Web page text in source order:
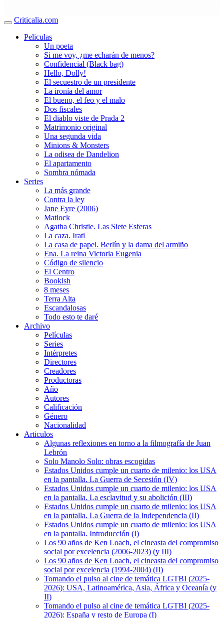
Criticalia.com
Peliculas
Un poeta
Si me voy, ¿me echarán de menos?
Confidencial (Black bag)
Hello, Dolly!
El secuestro de un presidente
La ironía del amor
El bueno, el feo y el malo
Dos fiscales
El diablo viste de Prada 2
Matrimonio original
Una segunda vida
Minions & Monsters
La odisea de Dandelion
El apartamento
Sombra nómada
Series
La más grande
Contra la ley
Jane Eyre (2006)
Matlock
Agatha Christie. Las Siete Esferas
La caza. Irati
La casa de papel. Berlín y la dama del armiño
Ena. La reina Victoria Eugenia
Código de silencio
El Centro
Bookish
8 meses
Terra Alta
Escandalosas
Todo esto te daré
Archivo
Películas
Series
Intérpretes
Directores
Creadores
Productoras
Año
Autores
Calificación
Género
Nacionalidad
Articulos
Algunas reflexiones en torno a la filmografía de Juan
Lebrón
Solo Manolo Solo: obras escogidas
Estados Unidos cumple un cuarto de milenio: los USA
en la pantalla. La Guerra de Secesión (IV)
Estados Unidos cumple un cuarto de milenio: los USA
en la pantalla. La esclavitud y su abolición (III)
Estados Unidos cumple un cuarto de milenio: los USA
en la pantalla. La Guerra de la Independencia (II)
Estados Unidos cumple un cuarto de milenio: los USA
en la pantalla. Introducción (I)
Los 90 años de Ken Loach, el cineasta del compromiso
social por excelencia (2006-2023) (y III)
Los 90 años de Ken Loach, el cineasta del compromiso
social por excelencia (1994-2004) (II)
Tomando el pulso al cine de temática LGTBI (2025-
2026): USA, Latinoamérica, Asia, África y Oceanía (y
II)
Tomando el pulso al cine de temática LGTBI (2025-
2026): España y resto de Europa (I)